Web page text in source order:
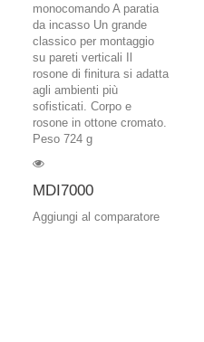
monocomando A paratia
da incasso Un grande
classico per montaggio
su pareti verticali Il
rosone di finitura si adatta
agli ambienti più
sofisticati. Corpo e
rosone in ottone cromato.
Peso 724 g
MDI7000
Aggiungi al comparatore